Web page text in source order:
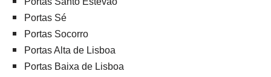
Portas Sé
Portas Socorro
Portas Alta de Lisboa
Portas Baixa de Lisboa